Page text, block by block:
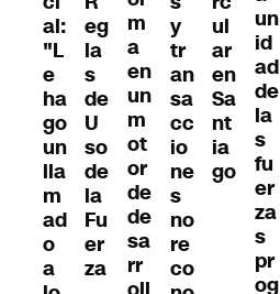
al:
"L
e
ha
go
un
lla
m
ad
o
a
eg
la
s
de
U
so
de
la
Fu
er
za
m
a
en
un
m
ot
or
de
de
sa
rr
y
tr
an
sa
cc
io
ne
s
no
re
co
ul
ar
en
Sa
nt
ia
go
un
id
ad
de
la
s
fu
er
za
s
pr
og